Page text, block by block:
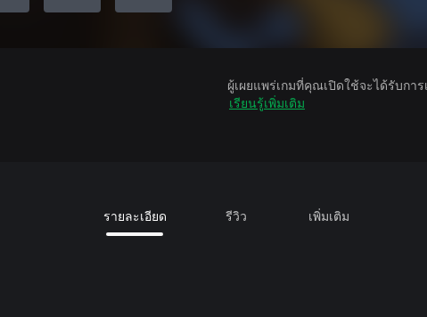
ผู้เผยแพร่เกมที่คุณเปิดใช้จะได้รับก
เรียนรู้เพิ่มเติม
รายละเอียด รีวิว เพิ่มเติม